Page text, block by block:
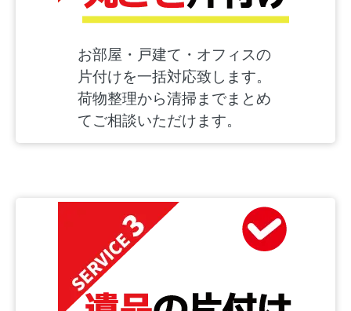
お部屋・戸建て・オフィスの
片付けを一括対応致します。
荷物整理から清掃までまとめ
てご相談いただけます。